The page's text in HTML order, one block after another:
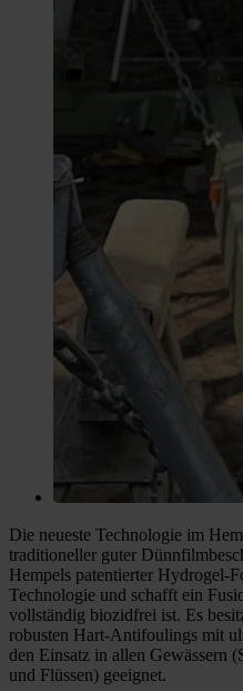
Die neueste Technologie im
traditioneller guter
Hempels patentierter Hydrogel-
Technologie und schafft ein
vollständig biozidfrei ist. Es
robusten Hart-Antifoulings mit
den Einsatz in allen Gewässern
und Flüssen) geeignet.